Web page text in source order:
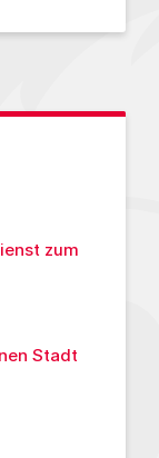
zum
Stadt